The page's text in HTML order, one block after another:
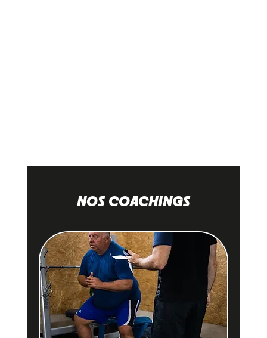
NOS COACHINGS